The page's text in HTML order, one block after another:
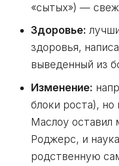
«сытых») —
Здоровье:
здоровья,
выведенный из
Изменение:
блоки роста),
Маслоу
Роджерс, и
родственную